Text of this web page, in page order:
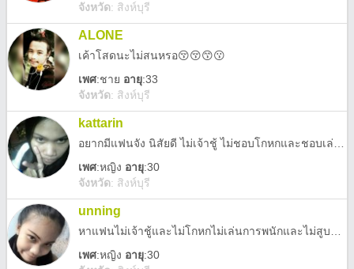
จังหวัด: สิงห์บุรี
ALONE
เค้าโสดนะไม่สนหรอ😚😚😙😗
เพศ:ชาย อายุ:33
จังหวัด: สิงห์บุรี
kattarin
เพศ:หญิง อายุ:30
จังหวัด: สิงห์บุรี
unning
เพศ:หญิง อายุ:30